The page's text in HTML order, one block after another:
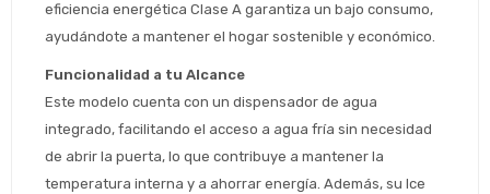
eficiencia energética Clase A garantiza un bajo consumo,
ayudándote a mantener el hogar sostenible y económico.
Funcionalidad a tu Alcance
Este modelo cuenta con un dispensador de agua
integrado, facilitando el acceso a agua fría sin necesidad
de abrir la puerta, lo que contribuye a mantener la
temperatura interna y a ahorrar energía. Además, su Ice